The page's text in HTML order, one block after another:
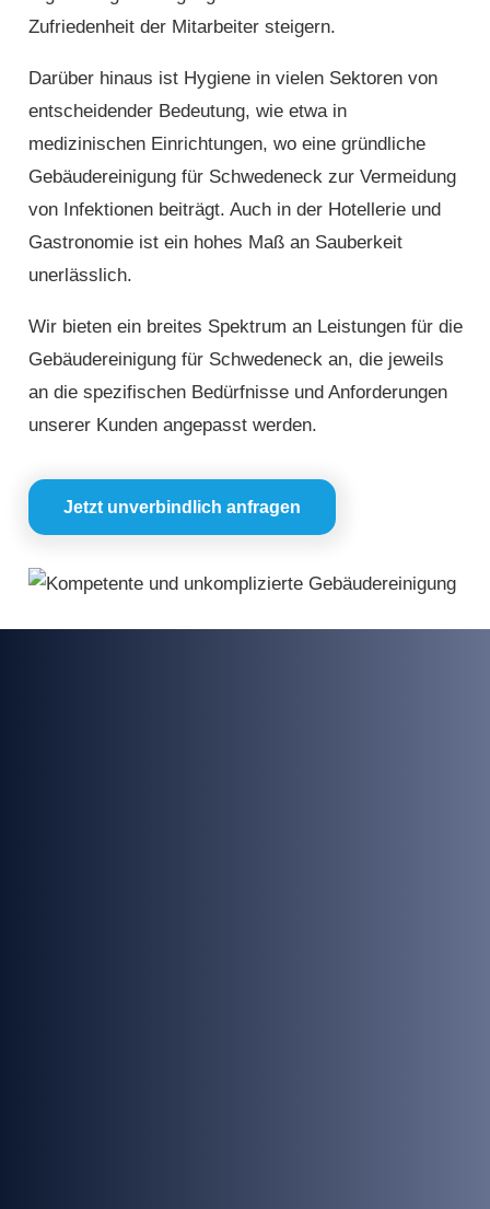
Zufriedenheit der Mitarbeiter steigern.
Darüber hinaus ist Hygiene in vielen Sektoren von
entscheidender Bedeutung, wie etwa in
medizinischen Einrichtungen, wo eine gründliche
Gebäudereinigung für Schwedeneck zur Vermeidung
von Infektionen beiträgt. Auch in der Hotellerie und
Gastronomie ist ein hohes Maß an Sauberkeit
unerlässlich.
Wir bieten ein breites Spektrum an Leistungen für die
Gebäudereinigung für Schwedeneck an, die jeweils
an die spezifischen Bedürfnisse und Anforderungen
unserer Kunden angepasst werden.
Jetzt unverbindlich anfragen